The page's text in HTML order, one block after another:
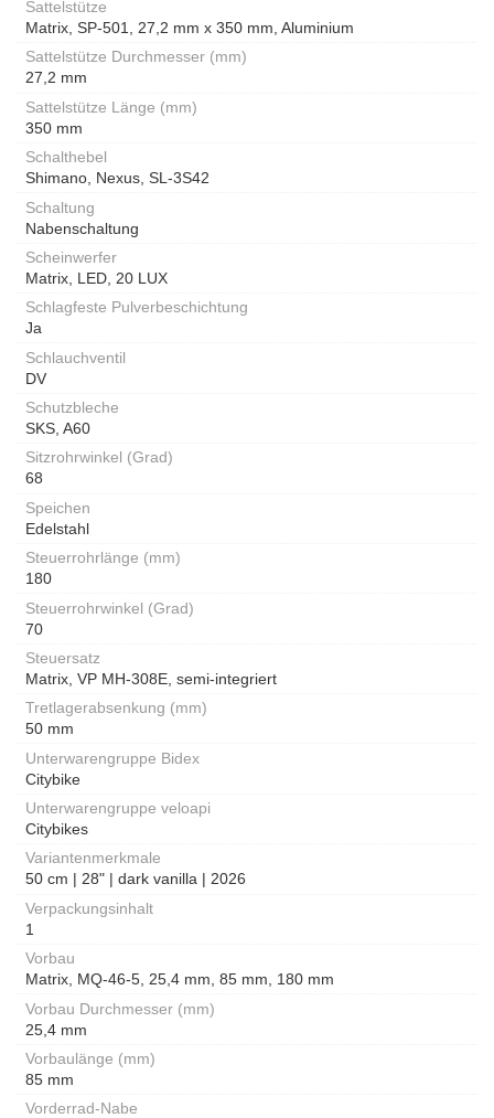
Sattelstütze
Matrix, SP-501, 27,2 mm x 350 mm, Aluminium
Sattelstütze Durchmesser (mm)
27,2 mm
Sattelstütze Länge (mm)
350 mm
Schalthebel
Shimano, Nexus, SL-3S42
Schaltung
Nabenschaltung
Scheinwerfer
Matrix, LED, 20 LUX
Schlagfeste Pulverbeschichtung
Ja
Schlauchventil
DV
Schutzbleche
SKS, A60
Sitzrohrwinkel (Grad)
68
Speichen
Edelstahl
Steuerrohrlänge (mm)
180
Steuerrohrwinkel (Grad)
70
Steuersatz
Matrix, VP MH-308E, semi-integriert
Tretlagerabsenkung (mm)
50 mm
Unterwarengruppe Bidex
Citybike
Unterwarengruppe veloapi
Citybikes
Variantenmerkmale
50 cm | 28" | dark vanilla | 2026
Verpackungsinhalt
1
Vorbau
Matrix, MQ-46-5, 25,4 mm, 85 mm, 180 mm
Vorbau Durchmesser (mm)
25,4 mm
Vorbaulänge (mm)
85 mm
Vorderrad-Nabe